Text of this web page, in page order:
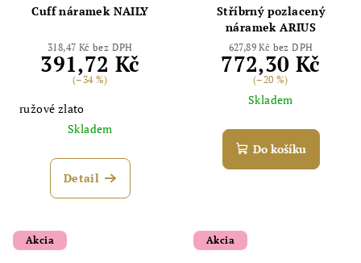
Cuff náramek NAILY
318,47 Kč bez DPH
391,72 Kč
(–34 %)
ružové zlato
Skladem
Detail
Stříbrný pozlacený
náramek ARIUS
627,89 Kč bez DPH
772,30 Kč
(–20 %)
Skladem
Do košíku
Akcia Akcia